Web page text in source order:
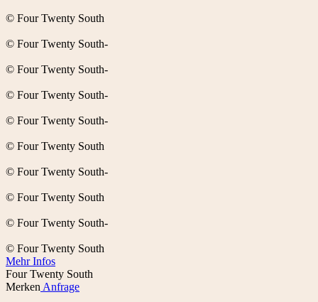
© Four Twenty South
© Four Twenty South-
© Four Twenty South-
© Four Twenty South-
© Four Twenty South-
© Four Twenty South
© Four Twenty South-
© Four Twenty South
© Four Twenty South-
© Four Twenty South
Mehr Infos
Four Twenty South
Merken Anfrage